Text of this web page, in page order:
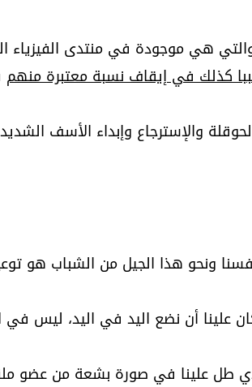
هي موجودة في منتدى الفيزياء
كذلك في إيقاف نسبة معتبرة منهم
والإسترجاع وإبداء الأسف
ونحو هذا الجيل من الشباب هو
علينا أن نضع اليد في اليد، ليس
طل علينا في صورة بشعة من عضو